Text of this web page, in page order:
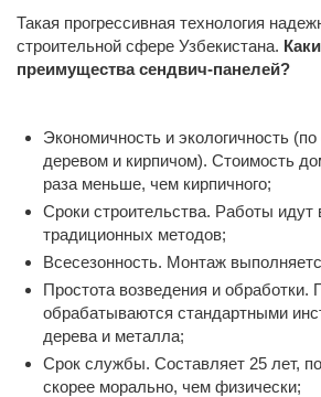
Такая прогрессивная технология
строительной сфере Узбекистана.
преимущества сендвич-панелей?
Экономичность и экологичность
деревом и кирпичом). Стоимость
раза меньше, чем кирпичного;
Сроки строительства. Работы идут
традиционных методов;
Всесезонность. Монтаж
Простота возведения и обработки.
обрабатываются стандартными
дерева и металла;
Срок службы. Составляет 25 лет,
скорее морально, чем физически;